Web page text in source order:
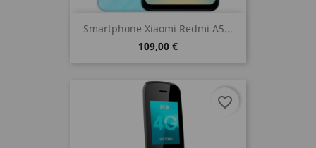
Smartphone Xiaomi Redmi A5...
109,00 €
favorite_border